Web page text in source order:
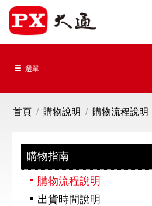
選單
首頁 / 購物說明 / 購物流程說明
購物指南
購物流程說明
出貨時間說明